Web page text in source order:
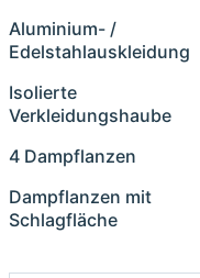
Aluminium- /
Edelstahlauskleidung
Isolierte
Verkleidungshaube
4 Dampflanzen
Dampflanzen mit
Schlagfläche